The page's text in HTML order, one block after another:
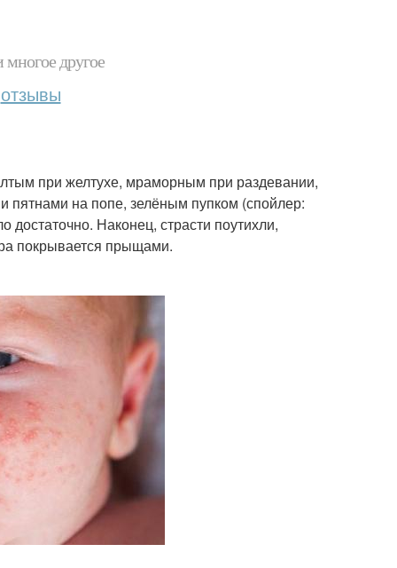
другое
отзывы
при желтухе, мраморным при раздевании,
пятнами на попе, зелёным пупком (спойлер:
Наконец, страсти поутихли,
покрывается прыщами.